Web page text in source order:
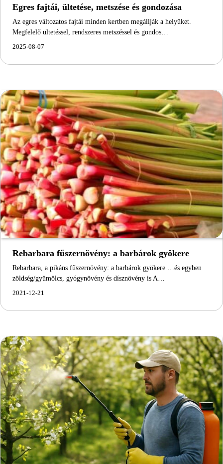
Egres fajtái, ültetése, metszése és gondozása
Az egres változatos fajtái minden kertben megállják a helyüket.
Megfelelő ültetéssel, rendszeres metszéssel és gondos…
2025-08-07
Rebarbara fűszernövény: a barbárok gyökere
Rebarbara, a pikáns fűszernövény: a barbárok gyökere …és egyben
zöldség/gyümölcs, gyógynövény és dísznövény is A…
2021-12-21